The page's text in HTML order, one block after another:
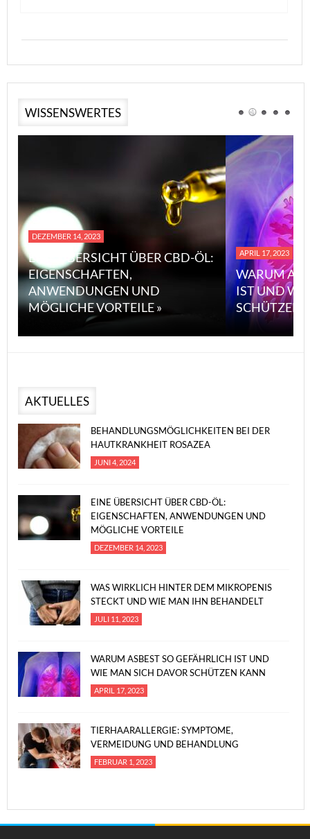
WISSENSWERTES
DEZEMBER 14, 2023
EINE ÜBERSICHT ÜBER CBD-ÖL:
EIGENSCHAFTEN,
ANWENDUNGEN UND
MÖGLICHE VORTEILE »
APRIL 17, 2023
WARUM
IST UND
SCHÜTZEN
AKTUELLES
BEHANDLUNGSMÖGLICHKEITEN BEI DER
HAUTKRANKHEIT ROSAZEA
JUNI 4, 2024
EINE ÜBERSICHT ÜBER CBD-ÖL:
EIGENSCHAFTEN, ANWENDUNGEN UND
MÖGLICHE VORTEILE
DEZEMBER 14, 2023
WAS WIRKLICH HINTER DEM MIKROPENIS
STECKT UND WIE MAN IHN BEHANDELT
JULI 11, 2023
WARUM ASBEST SO GEFÄHRLICH IST UND
WIE MAN SICH DAVOR SCHÜTZEN KANN
APRIL 17, 2023
TIERHAARALLERGIE: SYMPTOME,
VERMEIDUNG UND BEHANDLUNG
FEBRUAR 1, 2023